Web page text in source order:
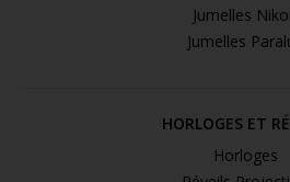
Jumelles
Jumelles
HORLOGES ET
Horloges